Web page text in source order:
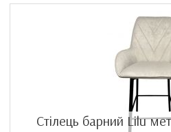
Стілець барний Lilu